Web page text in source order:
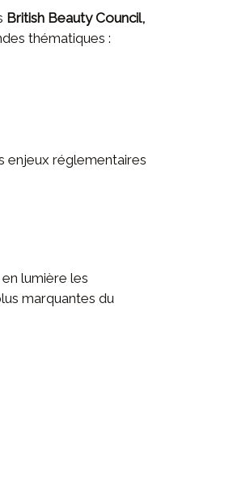
British Beauty Council,
thématiques :
enjeux réglementaires
lumière les
marquantes du